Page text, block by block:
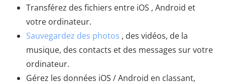
Transférez des fichiers entre iOS , Android et
votre ordinateur.
Sauvegardez des photos , des vidéos, de la
musique, des contacts et des messages sur votre
ordinateur.
Gérez les données iOS / Android en classant,